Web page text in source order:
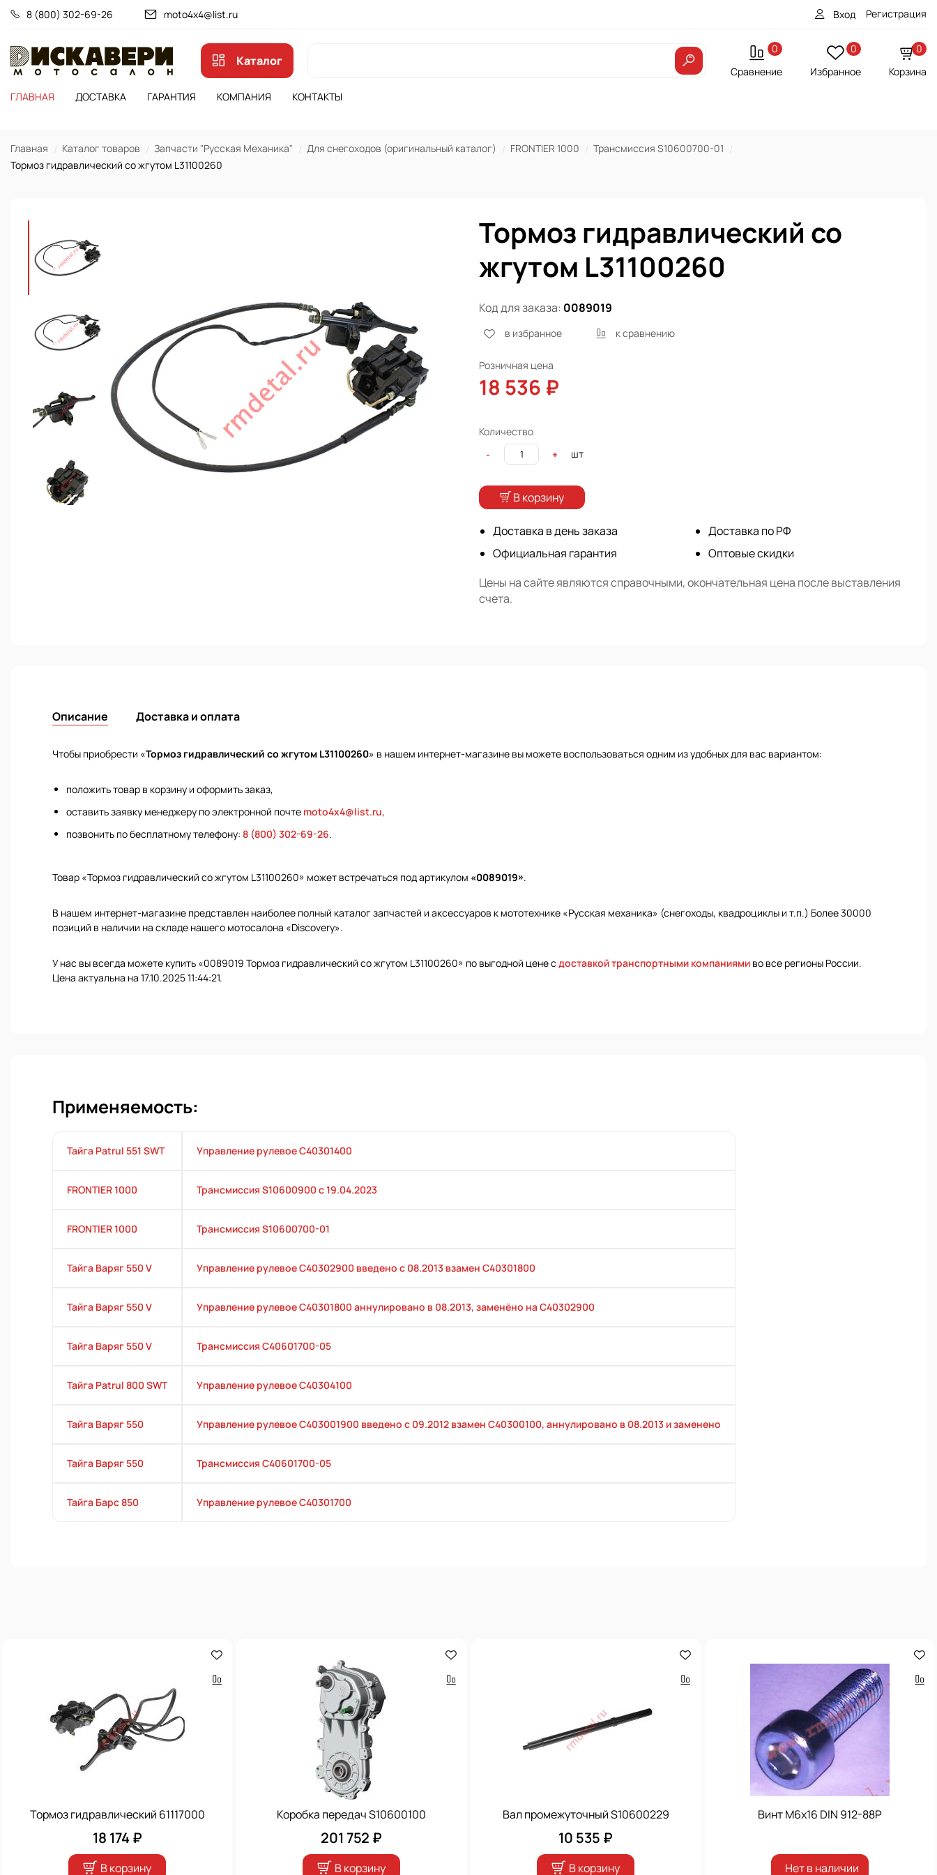
8 (800) 302-69-26 moto4x4@list.ru Вход Регистрация
Каталог
0
Сравнение
0
Избранное
0
Корзина
ГЛАВНАЯ
ДОСТАВКА ГАРАНТИЯ КОМПАНИЯ КОНТАКТЫ
Главная Каталог товаров Запчасти "Русская Механика" Для снегоходов (оригинальный каталог) FRONTIER 1000
Трансмиссия S10600700-01
Тормоз гидравлический со жгутом L31100260
Тормоз гидравлический со
жгутом L31100260
Код для заказа: 0089019
в избранное к сравнению
Розничная цена
18 536 ₽
Количество
-
+ шт
В корзину
Доставка в день заказа
Официальная гарантия
Доставка по РФ
Оптовые скидки
Цены на сайте являются справочными, окончательная цена после выставления
счета.
Описание Доставка и оплата
Чтобы приобрести «Тормоз гидравлический со жгутом L31100260» в нашем интернет-магазине вы можете воспользоваться одним из удобных для вас вариантом:
положить товар в корзину и оформить заказ,
оставить заявку менеджеру по электронной почте moto4x4@list.ru,
позвонить по бесплатному телефону: 8 (800) 302-69-26.
Товар «Тормоз гидравлический со жгутом L31100260» может встречаться под артикулом «0089019».
В нашем интернет-магазине представлен наиболее полный каталог запчастей и аксессуаров к мототехнике «Русская механика» (снегоходы, квадроциклы и т.п.) Более 30000
позиций в наличии на складе нашего мотосалона «Discovery».
У нас вы всегда можете купить «0089019 Тормоз гидравлический со жгутом L31100260» по выгодной цене с доставкой транспортными компаниями во все регионы России.
Цена актуальна на 17.10.2025 11:44:21.
Применяемость:
Тайга Patrul 551 SWT Управление рулевое С40301400
FRONTIER 1000 Трансмиссия S10600900 с 19.04.2023
FRONTIER 1000 Трансмиссия S10600700-01
Тайга Варяг 550 V Управление рулевое С40302900 введено с 08.2013 взамен С40301800
Тайга Варяг 550 V Управление рулевое С40301800 аннулировано в 08.2013, заменёно на С40302900
Тайга Варяг 550 V Трансмиссия С40601700-05
Тайга Patrul 800 SWT Управление рулевое C40304100
Тайга Варяг 550 Управление рулевое C403001900 введено с 09.2012 взамен С40300100, аннулировано в 08.2013 и заменено
Тайга Варяг 550 Трансмиссия С40601700-05
Тайга Барс 850 Управление рулевое С40301700
Тормоз гидравлический 61117000
18 174 ₽
В корзину
Коробка передач S10600100
201 752 ₽
В корзину
Вал промежуточный S10600229
10 535 ₽
В корзину
Винт М6х16 DIN 912-88P
Нет в наличии